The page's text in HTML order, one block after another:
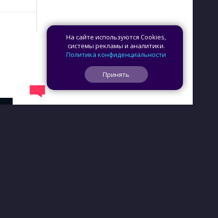
На сайте используются Cookies,
системы рекламы и аналитики.
Политика конфиденциальности
Принять